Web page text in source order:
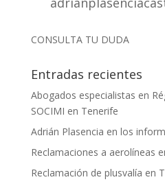
CONSULTA TU DUDA
Entradas recientes
Abogados especialistas en
SOCIMI en Tenerife
Adrián Plasencia en los
Reclamaciones a aerolíneas
Reclamación de plusvalía en